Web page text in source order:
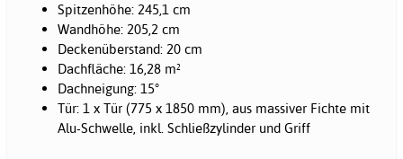
Spitzenhöhe: 245,1 cm
Wandhöhe: 205,2 cm
Deckenüberstand: 20 cm
Dachfläche: 16,28 m²
Dachneigung: 15°
Tür: 1 x Tür (775 x 1850 mm), aus massiver Fichte mit
Alu-Schwelle, inkl. Schließzylinder und Griff